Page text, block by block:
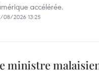
accélérée.
08/2026 13:25
ministre